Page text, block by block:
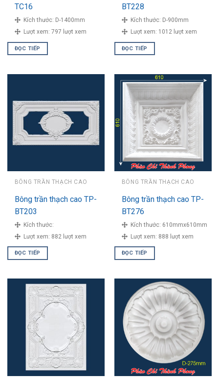
TC16
Kích thước: D-1400mm
Lượt xem: 797 lượt xem
ĐỌC TIẾP
BT228
Kích thước: D-900mm
Lượt xem: 1012 lượt xem
ĐỌC TIẾP
BÔNG TRẦN THẠCH CAO
Bông trần thạch cao TP-
BT203
Kích thước:
Lượt xem: 882 lượt xem
ĐỌC TIẾP
BÔNG TRẦN THẠCH CAO
Bông trần thạch cao TP-
BT276
Kích thước: 610mmx610mm
Lượt xem: 888 lượt xem
ĐỌC TIẾP